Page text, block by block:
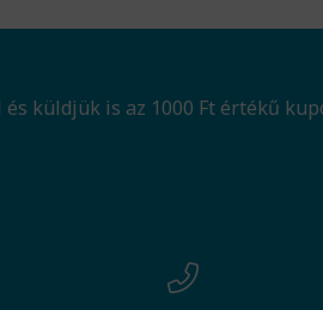
küldjük is az 1000 Ft értékű